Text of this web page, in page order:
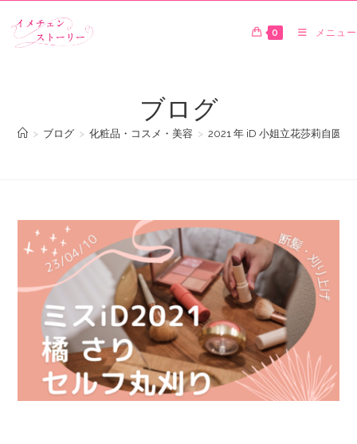
0 メニュー
ブログ
> ブログ > 化粧品・コスメ・美容 > 2021 年 iD 小姐立花莎莉自圆切